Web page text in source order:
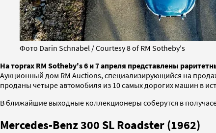
Фото Darin Schnabel / Courtesy 8 of RM Sotheby's
На торгах RM Sotheby's 6 и 7 апреля представлены
Аукционный дом RM Auctions, специализирующийся на
проданы четыре автомобиля из 10 самых дорогих машин в
В ближайшие выходные коллекционеры соберутся в
Mercedes-Benz 300 SL Roadster (1962)